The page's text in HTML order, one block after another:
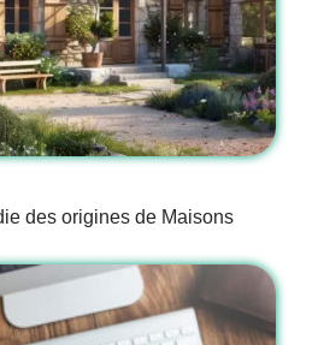
des origines de Maisons